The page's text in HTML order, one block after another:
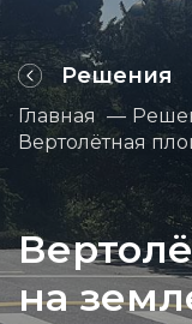
Решения
Главная
Вертолётная
на